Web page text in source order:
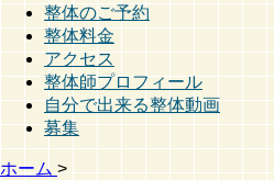
整体のご予約
整体料金
アクセス
整体師プロフィール
自分で出来る整体動画
募集
ホーム >